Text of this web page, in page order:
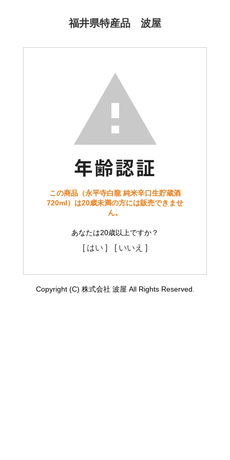
福井県特産品 波屋
この商品（永平寺白龍 純米辛口生貯蔵酒
720ml）は20歳未満の方には販売できませ
ん。
あなたは20歳以上ですか？
[ はい ] [ いいえ ]
Copyright (C) 株式会社 波屋 All Rights Reserved.